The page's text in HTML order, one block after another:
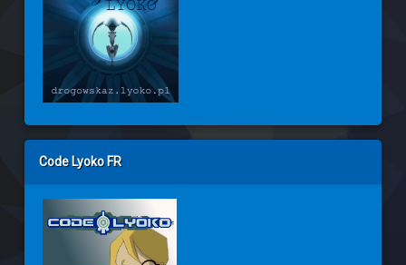
Code Lyoko FR